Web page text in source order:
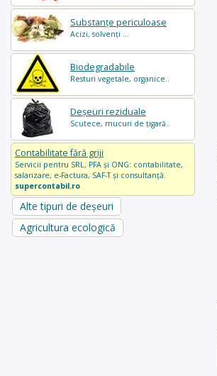
Substanțe periculoase
Acizi, solvenți ...
Biodegradabile
Resturi vegetale, organice..
Deșeuri reziduale
Scutece, mucuri de țigară..
Contabilitate fără griji
Servicii pentru SRL, PFA și ONG: contabilitate,
salarizare, e-Factura, SAF-T și consultanță.
supercontabil.ro
Alte tipuri de deșeuri
Agricultura ecologică